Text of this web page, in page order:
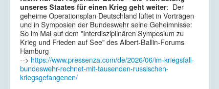
unseres Staates für einen Krieg geht weiter: Der
geheime Operationsplan Deutschland lüftet in Vorträgen
und in Symposien der Bundeswehr seine Geheimnisse:
So im Mai auf dem "Interdisziplinären Symposium zu
Krieg und Frieden auf See" des Albert-Ballin-Forums
Hamburg
--> https://www.pressenza.com/de/2026/06/im-kriegsfall-
bundeswehr-rechnet-mit-tausenden-russischen-
kriegsgefangenen/